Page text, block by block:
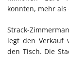
konnten, mehr
Strack-
legt den Verkauf
den Tisch. Die